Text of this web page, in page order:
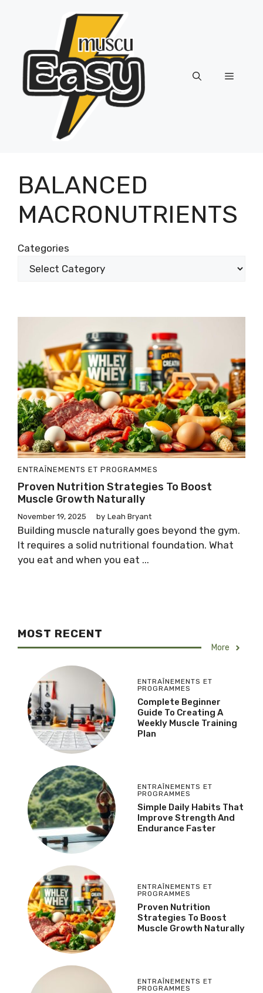
Menu
BALANCED
MACRONUTRIENTS
Categories
ENTRAÎNEMENTS ET PROGRAMMES
Proven Nutrition Strategies To Boost
Muscle Growth Naturally
November 19, 2025 by Leah Bryant
Building muscle naturally goes beyond the gym.
It requires a solid nutritional foundation. What
you eat and when you eat ...
MOST RECENT
More
ENTRAÎNEMENTS ET
PROGRAMMES
Complete Beginner
Guide To Creating A
Weekly Muscle Training
Plan
ENTRAÎNEMENTS ET
PROGRAMMES
Simple Daily Habits That
Improve Strength And
Endurance Faster
ENTRAÎNEMENTS ET
PROGRAMMES
Proven Nutrition
Strategies To Boost
Muscle Growth Naturally
ENTRAÎNEMENTS ET
PROGRAMMES